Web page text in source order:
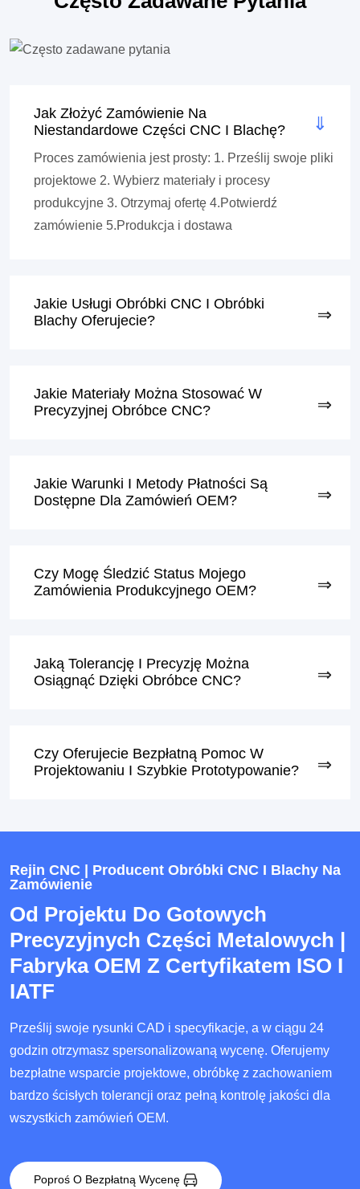
Jak Złożyć Zamówienie Na
Niestandardowe Części CNC I Blachę?
Proces zamówienia jest prosty: 1. Prześlij swoje pliki
projektowe 2. Wybierz materiały i procesy
produkcyjne 3. Otrzymaj ofertę 4.Potwierdź
zamówienie 5.Produkcja i dostawa
Jakie Usługi Obróbki CNC I Obróbki
Blachy Oferujecie?
Jakie Materiały Można Stosować W
Precyzyjnej Obróbce CNC?
Jakie Warunki I Metody Płatności Są
Dostępne Dla Zamówień OEM?
Czy Mogę Śledzić Status Mojego
Zamówienia Produkcyjnego OEM?
Jaką Tolerancję I Precyzję Można
Osiągnąć Dzięki Obróbce CNC?
Czy Oferujecie Bezpłatną Pomoc W
Projektowaniu I Szybkie Prototypowanie?
Rejin CNC | Producent Obróbki CNC I Blachy Na
Zamówienie
Od Projektu Do Gotowych
Precyzyjnych Części Metalowych |
Fabryka OEM Z Certyfikatem ISO I
IATF
Prześlij swoje rysunki CAD i specyfikacje, a w ciągu 24
godzin otrzymasz spersonalizowaną wycenę. Oferujemy
bezpłatne wsparcie projektowe, obróbkę z zachowaniem
bardzo ścisłych tolerancji oraz pełną kontrolę jakości dla
wszystkich zamówień OEM.
Poproś O Bezpłatną Wycenę